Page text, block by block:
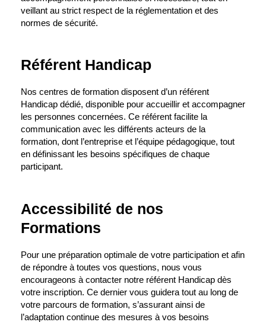
veillant au strict respect de la réglementation et des
normes de sécurité.
Référent Handicap
Nos centres de formation disposent d’un référent
Handicap dédié, disponible pour accueillir et accompagner
les personnes concernées. Ce référent facilite la
communication avec les différents acteurs de la
formation, dont l’entreprise et l’équipe pédagogique, tout
en définissant les besoins spécifiques de chaque
participant.
Accessibilité de nos
Formations
Pour une préparation optimale de votre participation et afin
de répondre à toutes vos questions, nous vous
encourageons à contacter notre référent Handicap dès
votre inscription. Ce dernier vous guidera tout au long de
votre parcours de formation, s’assurant ainsi de
l’adaptation continue des mesures à vos besoins